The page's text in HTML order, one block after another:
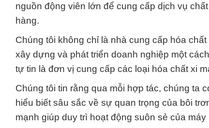
nguồn động viên lớn để cung cấp dịch vụ
hàng.
Chúng tôi không chỉ là nhà cung cấp hóa
xây dựng và phát triển doanh nghiệp một
tự tin là đơn vị cung cấp các loại hóa chất xi
Chúng tôi tin rằng qua mỗi hợp tác, chúng ta
hiểu biết sâu sắc về sự quan trọng của bôi
mạnh giúp duy trì hoạt động suôn sẻ của máy